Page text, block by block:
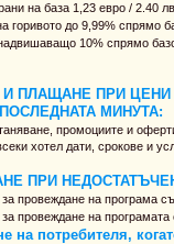
на база 1,23 евро / 2.40
горивото до 9,99% спрямо
10% спрямо
ПЛАЩАНЕ ПРИ
МИНУТА:
промоциите и
хотел дати, срокове и
ПРИ
провеждане на програма
провеждане на
на потребителя,